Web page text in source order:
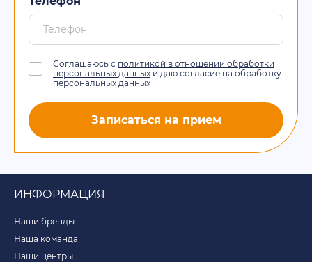
Соглашаюсь с политикой в отношении обработки
персональных данных и даю согласие на обработку
персональных данных
Записаться на прием
ИНФОРМАЦИЯ
Наши бренды
Наша команда
Наши центры